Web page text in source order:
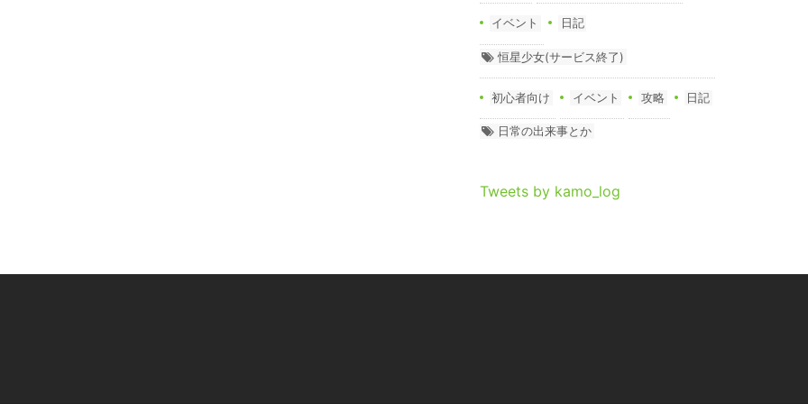
イベント 日記
恒星少女(サービス終了)
初心者向け イベント 攻略 日記
日常の出来事とか
Tweets by kamo_log